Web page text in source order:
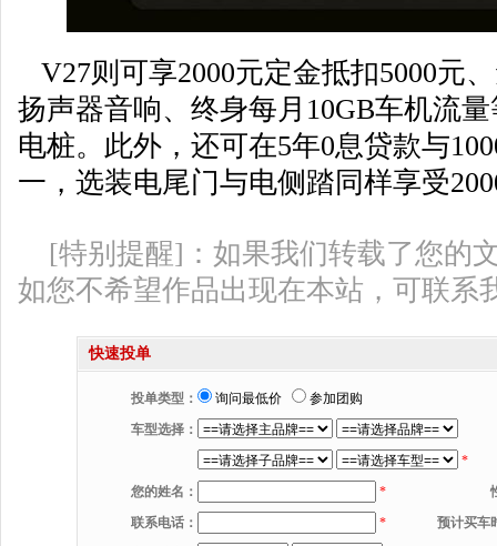
V27则可享2000元定金抵扣5000元
扬声器音响、终身每月10GB车机流
电桩。此外，还可在5年0息贷款与
一，选装电尾门与电侧踏同样享受
[特别提醒]：如果我们转载了您的
如您不希望作品出现在本站，可联系
快速投单
投单类型： 询问最低价
参加团购
车型选择：
*
您的姓名：
*
联系电话：
*
预计买车